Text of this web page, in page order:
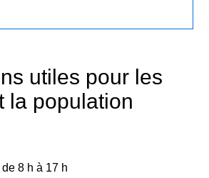
utiles pour les
la population
de 8 h à 17 h